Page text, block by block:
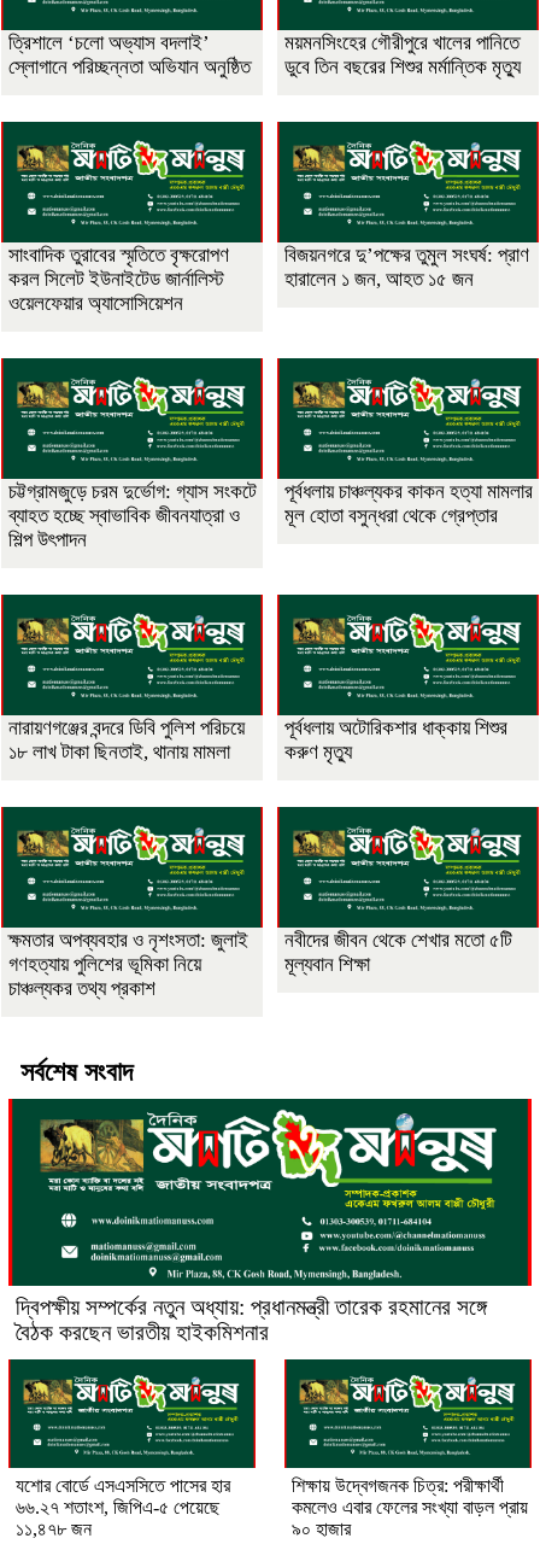
‎ত্রিশালে ‘চলো অভ্যাস বদলাই’
স্লোগানে পরিচ্ছন্নতা অভিযান অনুষ্ঠিত
ময়মনসিংহের গৌরীপুরে খালের পানিতে
ডুবে তিন বছরের শিশুর মর্মান্তিক মৃত্যু
সাংবাদিক তুরাবের স্মৃতিতে বৃক্ষরোপণ
করল সিলেট ইউনাইটেড জার্নালিস্ট
ওয়েলফেয়ার অ্যাসোসিয়েশন
বিজয়নগরে দু’পক্ষের তুমুল সংঘর্ষ: প্রাণ
হারালেন ১ জন, আহত ১৫ জন
চট্টগ্রামজুড়ে চরম দুর্ভোগ: গ্যাস সংকটে
ব্যাহত হচ্ছে স্বাভাবিক জীবনযাত্রা ও
শিল্প উৎপাদন
পূর্বধলায় চাঞ্চল্যকর কাকন হত্যা মামলার
মূল হোতা বসুন্ধরা থেকে গ্রেপ্তার
নারায়ণগঞ্জের বন্দরে ডিবি পুলিশ পরিচয়ে
১৮ লাখ টাকা ছিনতাই, থানায় মামলা
পূর্বধলায় অটোরিকশার ধাক্কায় শিশুর
করুণ মৃত্যু
ক্ষমতার অপব্যবহার ও নৃশংসতা: জুলাই
গণহত্যায় পুলিশের ভূমিকা নিয়ে
চাঞ্চল্যকর তথ্য প্রকাশ
নবীদের জীবন থেকে শেখার মতো ৫টি
মূল্যবান শিক্ষা
সর্বশেষ সংবাদ
দ্বিপক্ষীয় সম্পর্কের নতুন অধ্যায়: প্রধানমন্ত্রী তারেক রহমানের সঙ্গে
বৈঠক করছেন ভারতীয় হাইকমিশনার
যশোর বোর্ডে এসএসসিতে পাসের হার
৬৬.২৭ শতাংশ, জিপিএ-৫ পেয়েছে
১১,৪৭৮ জন
শিক্ষায় উদ্বেগজনক চিত্র: পরীক্ষার্থী
কমলেও এবার ফেলের সংখ্যা বাড়ল প্রায়
৯০ হাজার